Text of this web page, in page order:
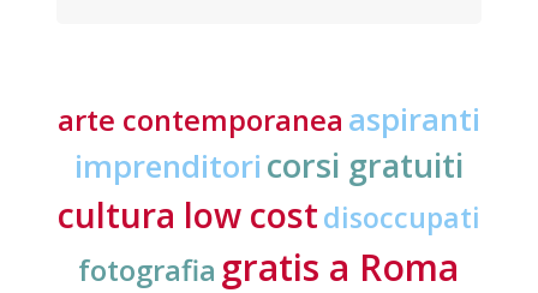
arte contemporanea aspiranti
imprenditori corsi gratuiti
cultura low costdisoccupati
fotografia gratis a Roma